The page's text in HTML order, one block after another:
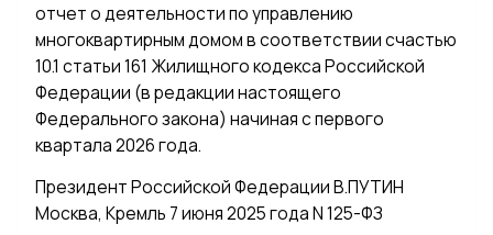
отчет о деятельности по управлению
многоквартирным домом в соответствии счастью
10.1 статьи 161 Жилищного кодекса Российской
Федерации (в редакции настоящего
Федерального закона) начиная с первого
квартала 2026 года.
Президент Российской Федерации В.ПУТИН
Москва, Кремль 7 июня 2025 года N 125-ФЗ